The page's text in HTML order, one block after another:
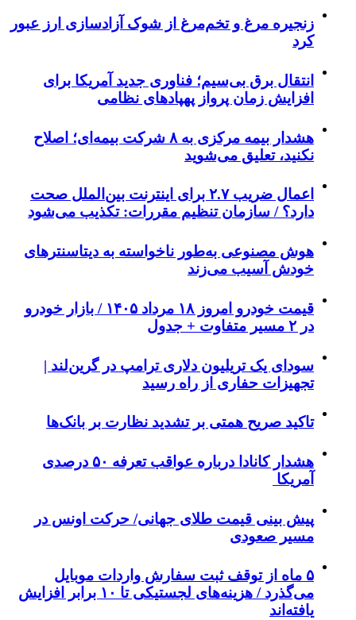
زنجیره مرغ و تخم‌مرغ از شوک آزادسازی ارز عبور
کرد
انتقال برق بی‌سیم؛ فناوری جدید آمریکا برای
افزایش زمان پرواز پهپادهای نظامی
هشدار بیمه مرکزی به ۸ شرکت بیمه‌ای؛ اصلاح
نکنید، تعلیق می‌شوید
اعمال ضریب ۲.۷ برای اینترنت بین‌الملل صحت
دارد؟ / سازمان تنظیم مقررات: تکذیب می‌شود
هوش مصنوعی به‌طور ناخواسته به دیتاسنترهای
خودش آسیب می‌زند
قیمت خودرو امروز ۱۸ مرداد ۱۴۰۵ / بازار خودرو
در ۲ مسیر متفاوت + جدول
سودای یک تریلیون دلاری ترامپ در گرین‌لند |
تجهیزات حفاری از راه رسید
تاکید صریح همتی بر تشدید نظارت بر بانک‌ها
هشدار کانادا درباره عواقب تعرفه ۵۰ درصدی
آمریکا
پیش بینی قیمت طلای جهانی/ حرکت اونس در
مسیر صعودی
۵ ماه از توقف ثبت سفارش واردات موبایل
می‌گذرد / هزینه‌های لجستیکی تا ۱۰ برابر افزایش
یافته‌اند